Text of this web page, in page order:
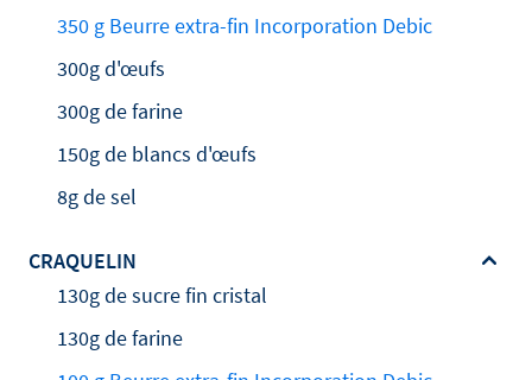
350 g Beurre extra-fin Incorporation Debic
300g d'œufs
300g de farine
150g de blancs d'œufs
8g de sel
CRAQUELIN
130g de sucre fin cristal
130g de farine